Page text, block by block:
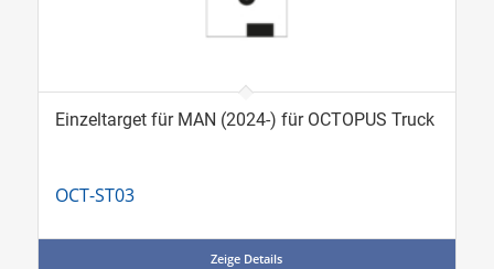
Einzeltarget für MAN (2024-) für OCTOPUS Truck
OCT-ST03
Zeige Details